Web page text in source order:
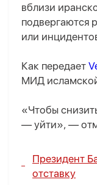
вблизи
подвергаются
или
Как передает
МИД
«Чтобы
— уйти», —
Президент
отставку